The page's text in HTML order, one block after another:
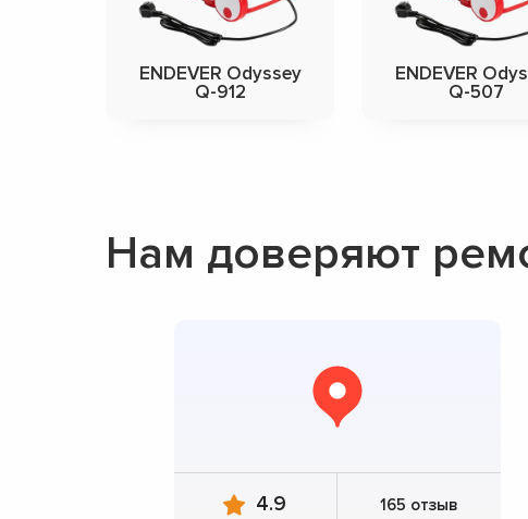
ENDEVER Odyssey
Q-912
ENDEVER
Q-507
Нам доверяют
4.9 165 отзыв